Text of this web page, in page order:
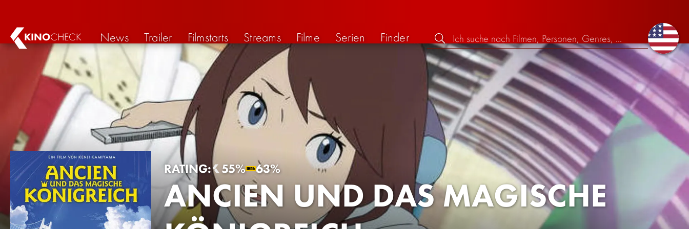
KINOCHECK News Trailer Filmstarts Streams Filme Serien Finder
RATING: 55% 63%
ANCIEN UND DAS MAGISCHE